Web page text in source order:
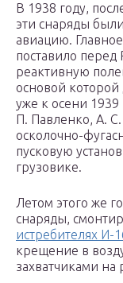
В 1938 году,
эти снаряды
авиацию.
поставило перед
реактивную
основой которой
уже к осени 1939
П. Павленко, А.
осколочно-
пусковую
грузовике.
Летом этого же
снаряды,
истребителях И-
крещение в
захватчиками на